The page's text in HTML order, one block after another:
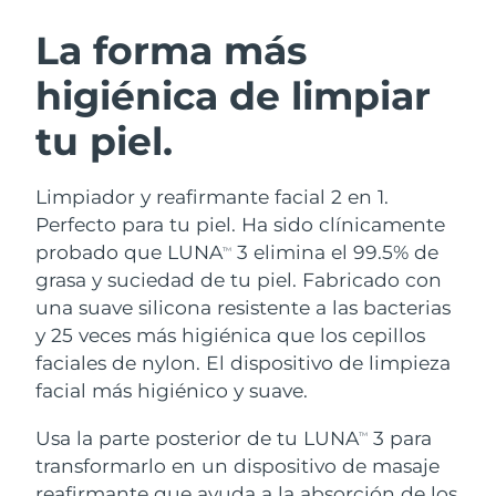
La forma más
higiénica de limpiar
tu piel.
Limpiador y reafirmante facial 2 en 1.
Perfecto para tu piel. Ha sido clínicamente
probado que LUNATM
3 elimina el 99.5% de
grasa y suciedad de tu piel. Fabricado con
una suave silicona resistente a las bacterias
y 25 veces más higiénica que los cepillos
faciales de nylon. El dispositivo de limpieza
facial más higiénico y suave.
Usa la parte posterior de tu LUNATM
3 para
transformarlo en un dispositivo de masaje
Limpieza facial
Anti-aging massage
LUNA™ 4 Plus
Massage, LED heating
LUNA™ 4 Men
Microcurrent toning
BEAR™ 2 go
Microcurrent toning on-the-go
BEAR™ 2 eyes & lips
Hidratación
UFO™ 3 pack
Deep facial hydration
UFO™ 3 LED
Near-infrared and red light therapy
device
Cuidado bucal
issa™ 4
Hybrid silicone sonic toothbrush
Smart hybrid silicone sonic toothbrush
TRATAMIENTO ANTIEDAD FAQ™
Antiedad Tratamientos LED
NEW
Austria
Baréin Entrega prevista8/10/26
Bélgica
Bermudas Entrega prevista
Bosnia y Herzegovina Entrega prevista 8/12/26
Brunéi
Bulgaria Entrega prevista8/9/26
Canadá Entrega prevista
Chile Entrega prevista8/13/26